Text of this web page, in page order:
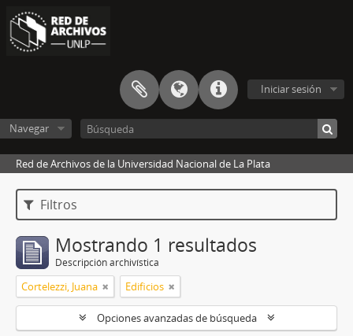
Iniciar sesión
Navegar
Red de Archivos de la Universidad Nacional de La Plata
Filtros
Mostrando 1 resultados
Descripción archivística
Cortelezzi, Juana Edificios
Opciones avanzadas de búsqueda